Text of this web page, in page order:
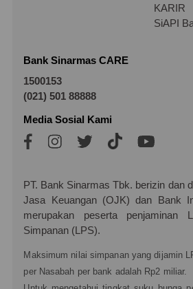
KARIR
SiAPI
Bank Sinarmas CARE
1500153
(021) 501 88888
Media Sosial Kami
PT. Bank Sinarmas Tbk. berizin dan
Jasa Keuangan (OJK) dan Bank
merupakan peserta penjaminan
Simpanan (LPS).
Maksimum nilai simpanan yang dijamin
per Nasabah per bank adalah Rp2 miliar.